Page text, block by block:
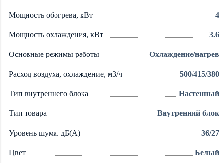
Мощность обогрева, кВт 4
Мощность охлаждения, кВт 3.6
Основные режимы работы Охлаждение/нагрев
Расход воздуха, охлаждение, м3/ч 500/415/380
Тип внутреннего блока Настенный
Тип товара Внутренний блок
Уровень шума, дБ(А) 36/27
Цвет Белый